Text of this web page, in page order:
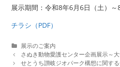
展示期間：令和8年6月6日（土）～
チラシ（PDF）
C
a
t
展示のご案内
P
o
さぬき動物愛護センター企画展示～
せとうち讃岐ジオパーク構想に関す